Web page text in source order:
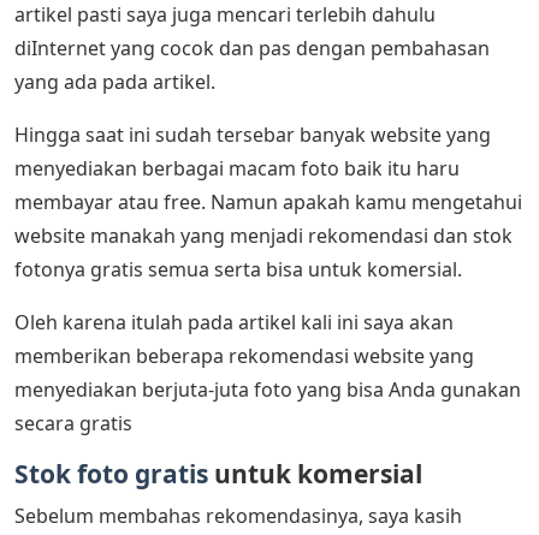
artikel pasti saya juga mencari terlebih dahulu
diInternet yang cocok dan pas dengan pembahasan
yang ada pada artikel.
Hingga saat ini sudah tersebar banyak website yang
menyediakan berbagai macam foto baik itu haru
membayar atau free. Namun apakah kamu mengetahui
website manakah yang menjadi rekomendasi dan stok
fotonya gratis semua serta bisa untuk komersial.
Oleh karena itulah pada artikel kali ini saya akan
memberikan beberapa rekomendasi website yang
menyediakan berjuta-juta foto yang bisa Anda gunakan
secara gratis
Stok foto gratis untuk komersial
Sebelum membahas rekomendasinya, saya kasih